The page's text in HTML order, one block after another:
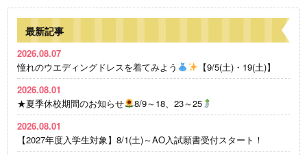
最新記事
2026.08.07
憧れのウエディングドレスを着てみよう
【9/5(土)・19(土)】
2026.08.01
★夏季休校期間のお知らせ
8/9～18、23～25
2026.08.01
【2027年度入学生対象】8/1(土)～AO入試願書受付スタート！